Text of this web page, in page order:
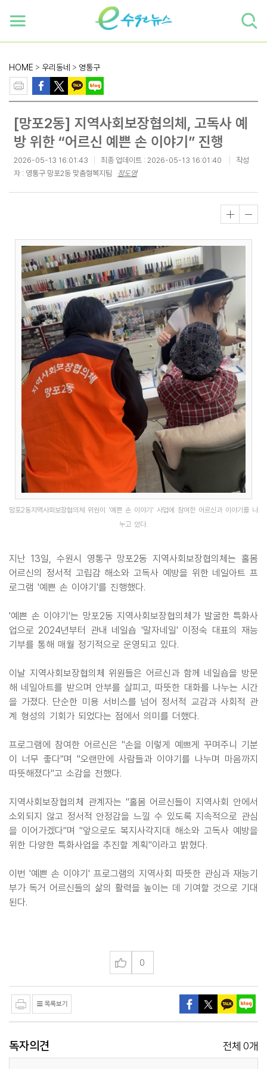
HOME > 우리동네 > 영통구
[망포2동] 지역사회보장협의체, 고독사 예
방 위한 “어르신 예쁜 손 이야기” 진행
2026-05-13 16:01:43 최종 업데이트 : 2026-05-13 16:01:40
작성
자 : 영통구 망포2동 맞춤형복지팀
정도영
망포2동지역사회보장협의체 위원이 '예쁜 손 이야기' 사업에 참여한 어르신과 이야기를 나
누고 있다.
지난 13일, 수원시 영통구 망포2동 지역사회보장협의체는 홀몸
어르신의 정서적 고립감 해소와 고독사 예방을 위한 네일아트 프
로그램 '예쁜 손 이야기'를 진행했다.
'예쁜 손 이야기'는 망포2동 지역사회보장협의체가 발굴한 특화사
업으로 2024년부터 관내 네일숍 '말자네일' 이정숙 대표의 재능
기부를 통해 매월 정기적으로 운영되고 있다.
이날 지역사회보장협의체 위원들은 어르신과 함께 네일숍을 방문
해 네일아트를 받으며 안부를 살피고, 따뜻한 대화를 나누는 시간
을 가졌다. 단순한 미용 서비스를 넘어 정서적 교감과 사회적 관
계 형성의 기회가 되었다는 점에서 의미를 더했다.
프로그램에 참여한 어르신은 "손을 이렇게 예쁘게 꾸며주니 기분
이 너무 좋다"며 "오랜만에 사람들과 이야기를 나누며 마음까지
따뜻해졌다"고 소감을 전했다.
지역사회보장협의체 관계자는 "홀몸 어르신들이 지역사회 안에서
소외되지 않고 정서적 안정감을 느낄 수 있도록 지속적으로 관심
을 이어가겠다"며 "앞으로도 복지사각지대 해소와 고독사 예방을
위한 다양한 특화사업을 추진할 계획"이라고 밝혔다.
이번 '예쁜 손 이야기' 프로그램의 지역사회 따뜻한 관심과 재능기
부가 독거 어르신들의 삶의 활력을 높이는 데 기여할 것으로 기대
된다.
0
독자의견 전체 0개